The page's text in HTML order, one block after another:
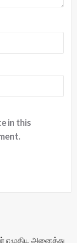
in this
எழுதிய அனைத்து